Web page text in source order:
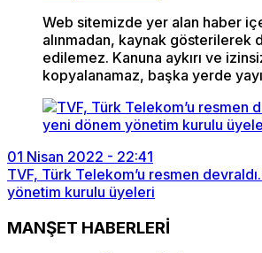
Web sitemizde yer alan haber
alınmadan, kaynak gösterilerek
edilemez. Kanuna aykırı ve
kopyalanamaz, başka yerde
01 Nisan 2022 - 22:41
TVF, Türk Telekom’u resmen
yönetim kurulu üyeleri
MANŞET HABERLERİ